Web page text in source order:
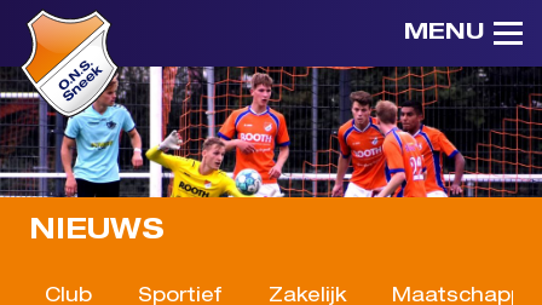
MENU
NIEUWS
Club Sportief Zakelijk